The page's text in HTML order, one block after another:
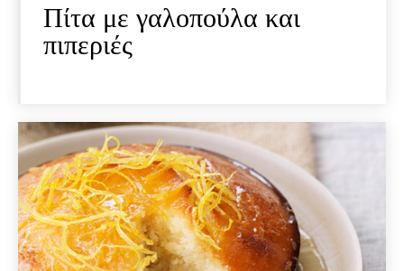
Πίτα με γαλοπούλα και
πιπεριές